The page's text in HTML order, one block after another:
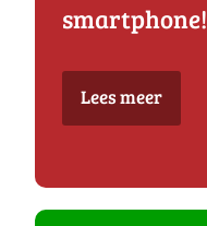
smartphone!
Lees meer